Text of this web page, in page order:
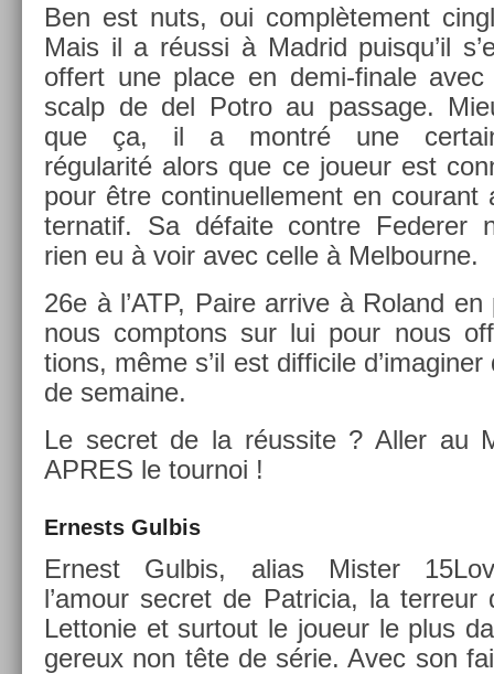
Ben est nuts, oui com­plète­ment
Mais il a réussi à Mad­rid puis­qu’il
of­fert une place en demi-finale avec
scalp de del Potro au pas­sage.
que ça, il a montré une
régularité alors que ce joueur est
pour être con­tinuel­le­ment en co­urant
ter­natif. Sa défaite con­tre Feder­er
rien eu à voir avec celle à Mel­bour­ne.
26e à l’ATP, Paire ar­rive à Roland
nous com­ptons sur lui pour nous
tions, même s’il est dif­ficile
de semaine.
Le sec­ret de la réus­site ? Aller au
APRES le tour­noi !
Er­nests Gul­bis
Er­nest Gul­bis, alias Mis­t­er
l’amour sec­ret de Pat­ricia, la ter­reur
Let­tonie et sur­tout le joueur le plus
gereux non tête de série. Avec son